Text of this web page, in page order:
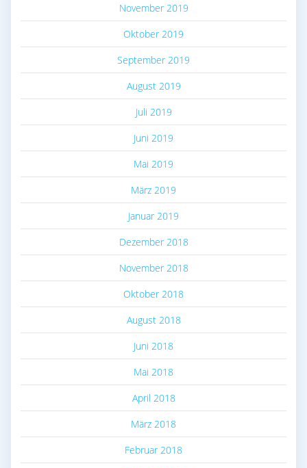
November 2019
Oktober 2019
September 2019
August 2019
Juli 2019
Juni 2019
Mai 2019
März 2019
Januar 2019
Dezember 2018
November 2018
Oktober 2018
August 2018
Juni 2018
Mai 2018
April 2018
März 2018
Februar 2018